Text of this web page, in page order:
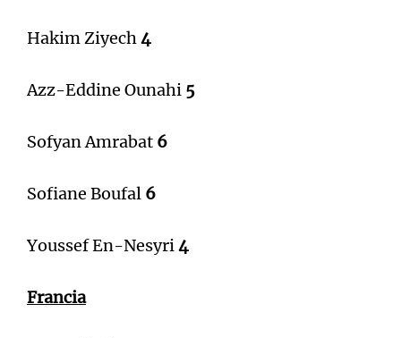
Hakim Ziyech4
Azz-Eddine Ounahi 5
Sofyan Amrabat 6
Sofiane Boufal 6
Youssef En-Nesyri4
Francia